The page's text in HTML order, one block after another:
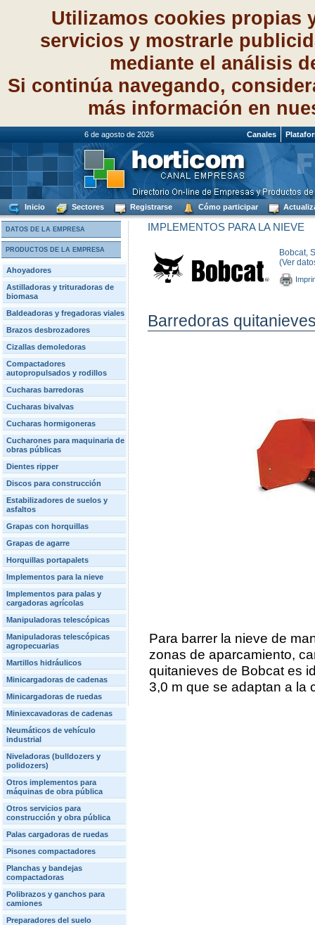
Utilizamos cookies propias
servicios y mostrarle
mediante el análisis
Si continúa navegando,
más información en
6 de agosto de 2026 Canales
Inicio Sectores Registrarse Cómo participar
DATOS DE LA EMPRESA
PRODUCTOS DE LA EMPRESA
Ahoyadores
Astilladoras y trituradoras de
biomasa
Baldeadoras y fregadoras viales
Brazos desbrozadores
Cizallas demoledoras
Compactadores
autopropulsados y rodillos
Cucharas barredoras
Cucharas bivalvas
Cucharas hormigoneras
Cucharones para maquinaria de
obras públicas
Dientes ripper
Discos para construcción
Estabilizadores de suelos y
asfaltos
Grapas con horquillas
Grapas de agarre
Horquillas portapalets
Implementos para la nieve
Implementos para palas y
cargadoras agrícolas
Manipuladoras telescópicas
Manipuladoras telescópicas
agropecuarias
Martillos hidráulicos
Minicargadoras de cadenas
Minicargadoras de ruedas
Miniexcavadoras de cadenas
Neumáticos de vehículo
industrial
Niveladoras (bulldozers y
polidozers)
Otros implementos para
máquinas de obra pública
Otros servicios para
construcción y obra pública
Palas cargadoras de ruedas
Pisones compactadores
Planchas y bandejas
compactadoras
Polibrazos y ganchos para
camiones
Preparadores del suelo
IMPLEMENTOS PARA LA NIEVE
Bobcat,
(Ver
Barredoras
Para barrer la nieve de
zonas de aparcamiento,
quitanieves de Bobcat es
3,0 m que se adaptan a la